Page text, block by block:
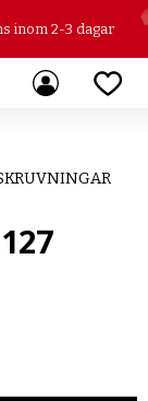
inom 2-3 dagar